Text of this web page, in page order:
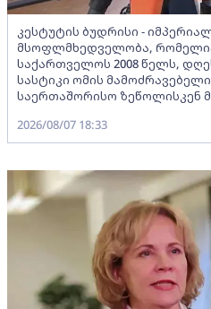
კესტუტის ბუდრისი -
მსოფლმხედველობა,
საქართველოს 2008 წელს,
სასტიკი ომის
საერთაშორისო ზეწოლისკენ
2026/08/07 18:33